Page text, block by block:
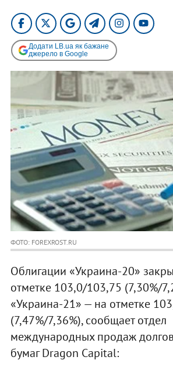
Додати LB.ua як бажане
джерело в Google
ФОТО: FOREXROST.RU
Облигации «Украина-20»
отметке 103,0/103,75 (7,30%/
«Украина-21» — на отметке
(7,47%/7,36%), сообщает отдел
международных продаж
бумаг Dragon Capital: